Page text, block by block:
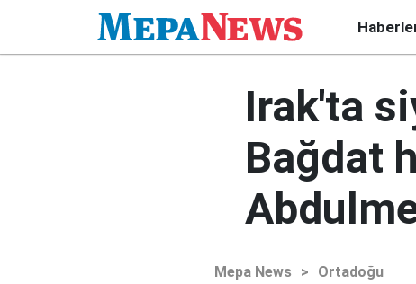
Irak'ta
Bağdat
Mepa News > Ortadoğu